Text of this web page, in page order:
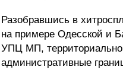
Разобравшись в
на примере Одесской и
УПЦ МП,
административные